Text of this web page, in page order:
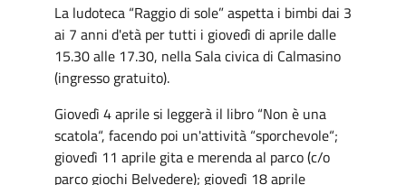
La ludoteca “Raggio di sole” aspetta i bimbi dai 3
ai 7 anni d'età per tutti i giovedì di aprile dalle
15.30 alle 17.30, nella Sala civica di Calmasino
(ingresso gratuito).
Giovedì 4 aprile si leggerà il libro “Non è una
scatola“, facendo poi un'attività “sporchevole“;
giovedì 11 aprile gita e merenda al parco (c/o
parco giochi Belvedere); giovedì 18 aprile